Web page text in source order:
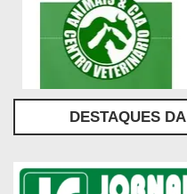
DESTAQUES